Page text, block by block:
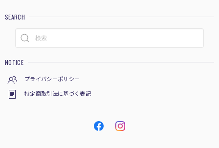
SEARCH
NOTICE
プライバシーポリシー
特定商取引法に基づく表記